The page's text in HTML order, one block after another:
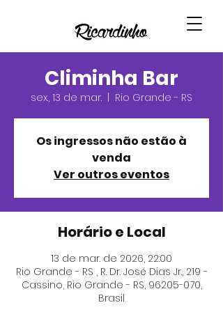
Climinha Bar
sex., 13 de mar. Rio Grande - RS
Os ingressos não estão à
venda
Ver outros eventos
Horário e Local
13 de mar. de 2026, 22:00
Rio Grande - RS , R. Dr. José Dias Jr., 219 -
Cassino, Rio Grande - RS, 96205-070,
Brasil